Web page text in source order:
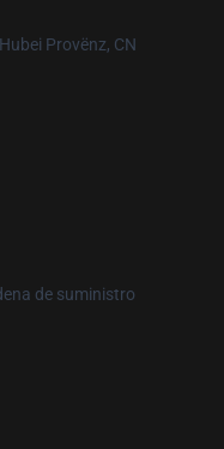
Provënz, CN
de suministro